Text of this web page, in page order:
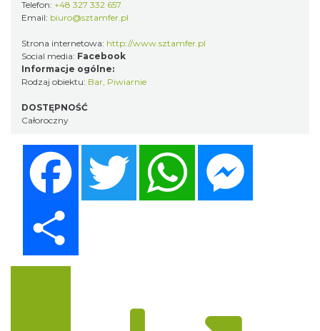
Telefon: +48 327 332 657
Email: biuro@sztamfer.pl
Strona internetowa: http://www.sztamfer.pl
Social media: Facebook
Informacje ogólne:
Rodzaj obiektu: Bar, Piwiarnie
DOSTĘPNOŚĆ
Całoroczny
Twitter WhatsApp